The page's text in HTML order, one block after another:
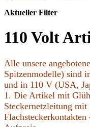
Aktueller Filter
110 Volt
Alle unsere
Spitzenmodelle) sind
und in 110 V (USA,
1. Die Artikel mit
Steckernetzleitung mit